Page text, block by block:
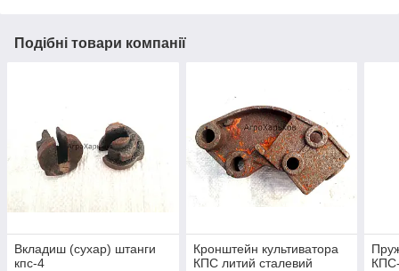
Подібні товари компанії
Вкладиш (сухар) штанги
кпс-4
Кронштейн культиватора
КПС литий сталевий